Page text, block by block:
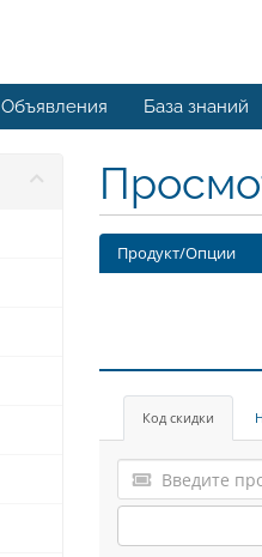
Объявления База знаний
Продукт/Опции
Код скидки